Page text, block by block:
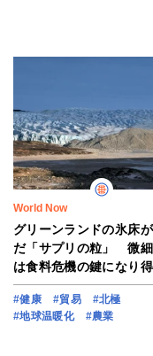
World Now
グリーンランドの氷床
だ「サプリの粒」 微
は食料危機の鍵になり
#健康 #貿易
#北極
#地球温暖化
#農業